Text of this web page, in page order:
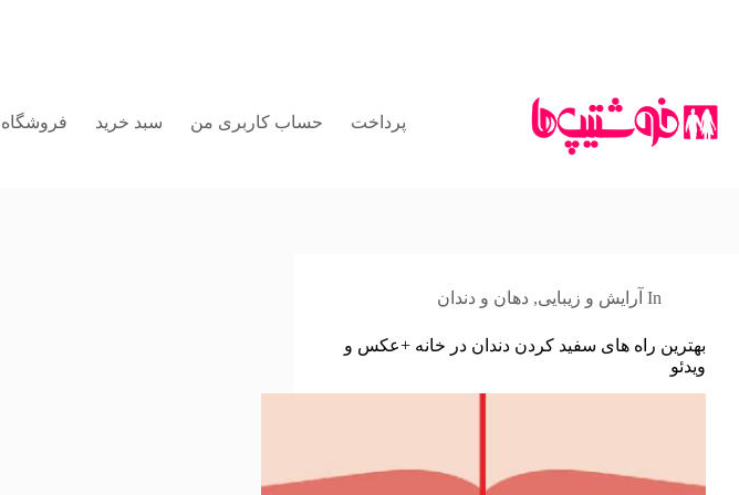
پرداخت حساب کاربری من سبد خرید فروشگاه
In آرایش و زیبایی, دهان و دندان
بهترین راه های سفید کردن دندان در خانه +عکس و
ویدئو